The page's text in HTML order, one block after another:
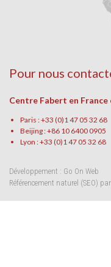
Pour nous
Centre Fabert en
Paris : +33 (0)1 47 05 32 68
Beijing : +86 10 6400 0905
Lyon : +33 (0)1 47 05 32 68
Développement : Go On Web
Référencement naturel (SEO)